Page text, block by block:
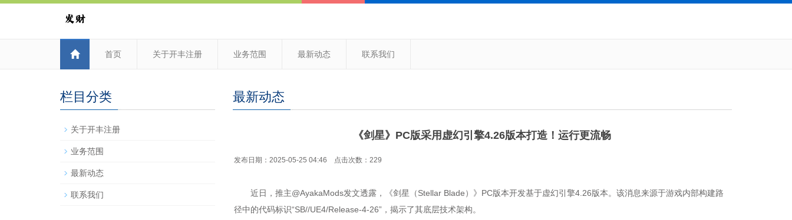
首页 关于开丰注册 业务范围 最新动态 联系我们
最新动态
《剑星》PC版采用虚幻引擎4.26版本打造！运行更流畅
发布日期：2025-05-25 04:46 点击次数：229
近日，推主@AyakaMods发文透露，《剑星（Stellar Blade）》PC版本开发基于虚幻引擎4.26版本。该消息来源于游戏内部构建路
径中的代码标识“SB//UE4/Release-4-26”，揭示了其底层技术架构。
栏目分类
关于开丰注册
业务范围
最新动态
联系我们